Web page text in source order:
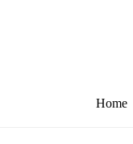
Home